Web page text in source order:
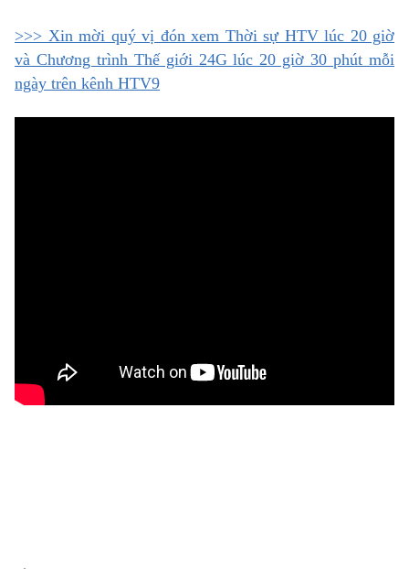
>>> Xin mời quý vị đón xem Thời sự HTV lúc 20 giờ
và Chương trình Thế giới 24G lúc 20 giờ 30 phút mỗi
ngày trên kênh HTV9